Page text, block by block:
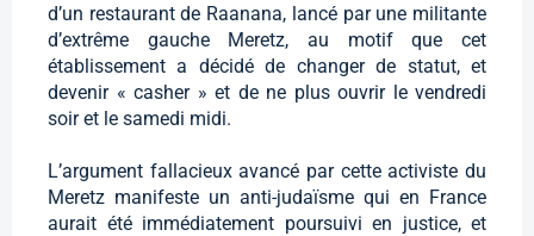
d’un restaurant de Raanana, lancé par une militante
d’extrême gauche Meretz, au motif que cet
établissement a décidé de changer de statut, et
devenir « casher » et de ne plus ouvrir le vendredi
soir et le samedi midi.
L’argument fallacieux avancé par cette activiste du
Meretz manifeste un anti-judaïsme qui en France
aurait été immédiatement poursuivi en justice, et